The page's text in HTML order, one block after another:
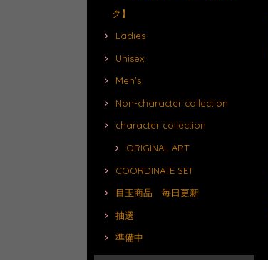
ク】
Ladies
Unisex
Men's
Non-character collection
character collection
ORIGINAL ART
COORDINATE SET
目玉商品 毎日更新
抽選
準備中